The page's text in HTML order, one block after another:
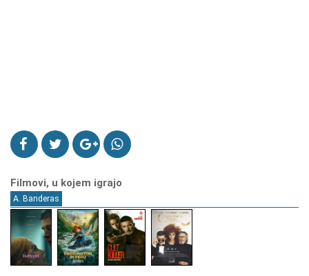
Filmovi, u kojem igrajo
A. Banderas